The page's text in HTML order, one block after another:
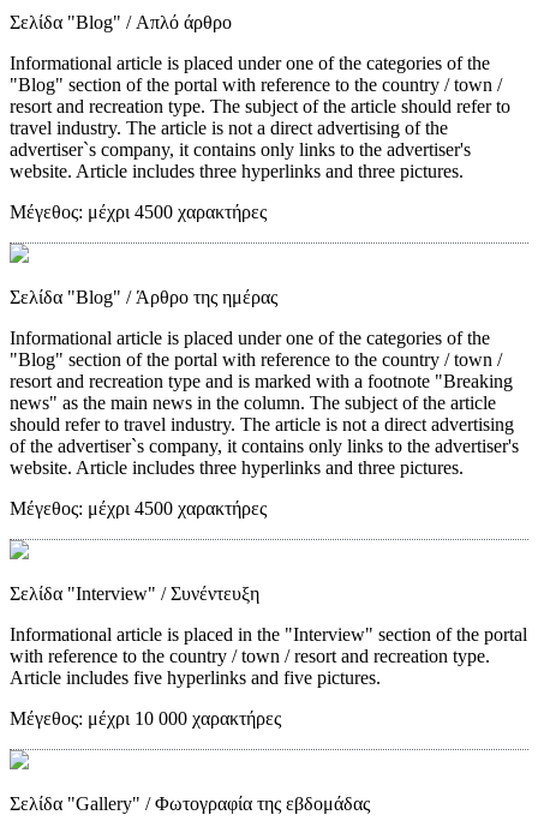
Σελίδα "Blog" / Απλό άρθρο
Informational article is placed under one of the categories of the
"Blog" section of the portal with reference to the country / town /
resort and recreation type. The subject of the article should refer to
travel industry. The article is not a direct advertising of the
advertiser`s company, it contains only links to the advertiser's
website. Article includes three hyperlinks and three pictures.
Μέγεθος: μέχρι 4500 χαρακτήρες
Σελίδα "Blog" / Άρθρο της ημέρας
Informational article is placed under one of the categories of the
"Blog" section of the portal with reference to the country / town /
resort and recreation type and is marked with a footnote "Breaking
news" as the main news in the column. The subject of the article
should refer to travel industry. The article is not a direct advertising
of the advertiser`s company, it contains only links to the advertiser's
website. Article includes three hyperlinks and three pictures.
Μέγεθος: μέχρι 4500 χαρακτήρες
Σελίδα "Interview" / Συνέντευξη
Informational article is placed in the "Interview" section of the portal
with reference to the country / town / resort and recreation type.
Article includes five hyperlinks and five pictures.
Μέγεθος: μέχρι 10 000 χαρακτήρες
Σελίδα "Gallery" / Φωτογραφία της εβδομάδας